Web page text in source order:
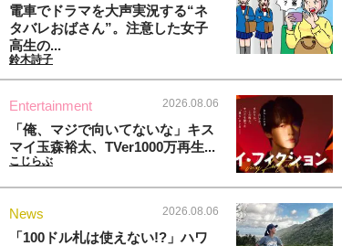
電車でドラマを大声実況する“ネ
タバレおばさん”。注意した女子
高生の...
鈴木詩子
Entertainment 2026.08.06
「俺、マジで向いてないな」キス
マイ玉森裕太、TVer1000万再生...
こじらぶ
News 2026.08.06
「100ドル札は使えない!?」ハワ